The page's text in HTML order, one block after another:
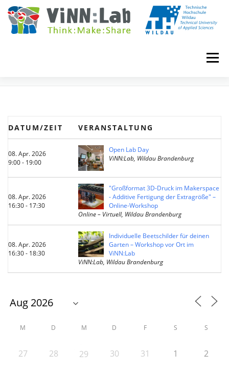
Zum
Inhalt
springen
Menü
IMPRINT
DATUM/ZEIT VERANSTALTUNG
08. Apr. 2026
9:00 - 19:00
Open Lab Day
ViNN:Lab, Wildau Brandenburg
08. Apr. 2026
16:30 - 17:30
"Großformat 3D-Druck im Makerspace
- Additive Fertigung der Extragröße" –
Online-Workshop
Online – Virtuell, Wildau Brandenburg
08. Apr. 2026
16:30 - 18:30
Individuelle Beetschilder für deinen
Garten – Workshop vor Ort im
ViNN:Lab
ViNN:Lab, Wildau Brandenburg
M D M D F S S
27 28 29 30 31 1 2